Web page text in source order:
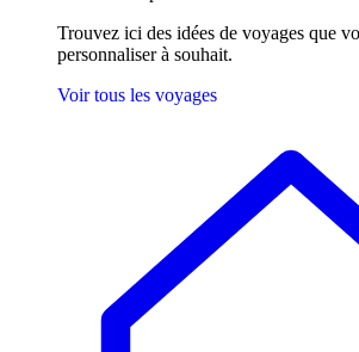
Trouvez ici des idées de voyages que
personnaliser à souhait.
Voir tous les voyages